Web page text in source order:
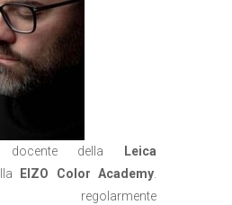
docente della
Leica
EIZO Color Academy